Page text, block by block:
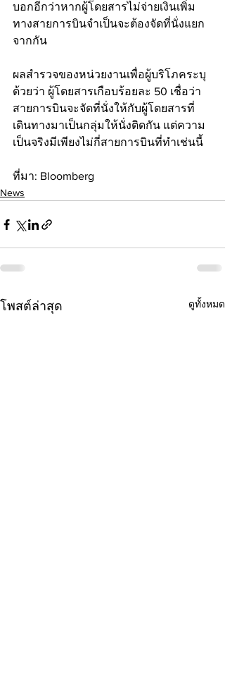
บอกอีกว่าหากผู้โดยสารไม่จ่ายเงินเพิ่ม
ทางสายการบินจำเป็นจะต้องจัดที่นั่งแยก
จากกัน
ผลสำรวจของหน่วยงานเพื่อผู้บริโภคระบุ
ด้วยว่า ผู้โดยสารเกือบร้อยละ 50 เชื่อว่า
สายการบินจะจัดที่นั่งให้กับผู้โดยสารที่
เดินทางมาเป็นกลุ่มให้นั่งติดกัน แต่ความ
เป็นจริงมีเพียงไม่กี่สายการบินที่ทำเช่นนี้
ที่มา: Bloomberg
News
โพสต์ล่าสุด ดูทั้งหมด